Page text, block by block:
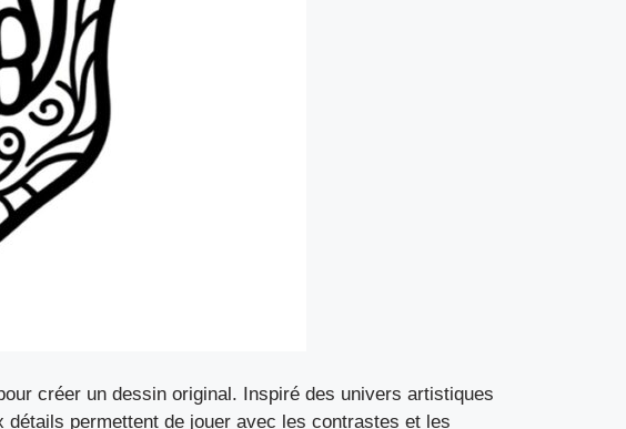
créer un dessin original. Inspiré des univers artistiques
permettent de jouer avec les contrastes et les